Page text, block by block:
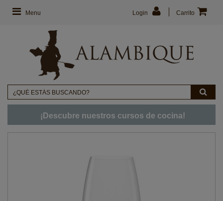
Menu Carrito
Login
¡Descubre nuestros cursos de cocina!